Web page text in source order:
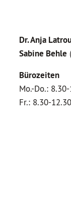
Dr. Anja
Sabine Behle
Bürozeiten
Mo.-Do.:
Fr.: 8.30-